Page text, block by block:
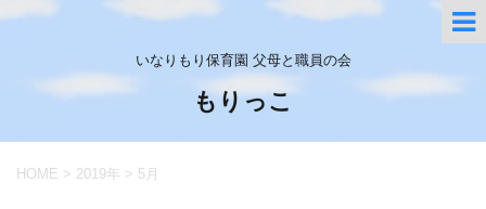
いなりもり保育園 父母と職員の会
もりっこ
HOME > 2019年 > 5月